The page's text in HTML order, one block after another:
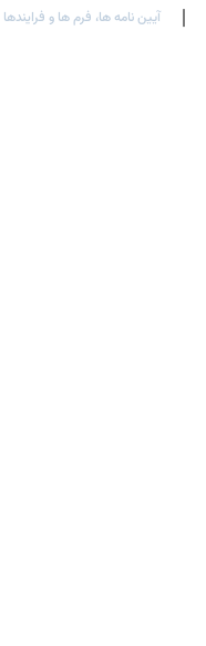
آیین نامه ها، فرم ها و فرایندها